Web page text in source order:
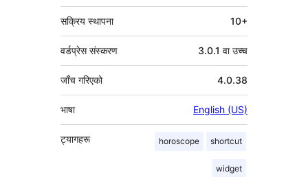
सक्रिय स्थापना 10+
वर्डप्रेस संस्करण 3.0.1 वा उच्च
जाँच गरिएको 4.0.38
भाषा English (US)
ट्यागहरू horoscope shortcut
widget